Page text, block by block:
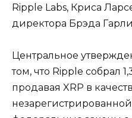
Ripple Labs, Криса
директора Брэда
Центральное
том, что Ripple собрал
продавая XRP в